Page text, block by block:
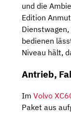
und die
Edition
bedienen
Niveau hält,
Antrieb,
Im Volvo
Paket aus